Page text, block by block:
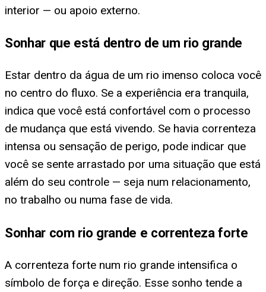
interior — ou apoio externo.
Sonhar que está dentro de um rio grande
Estar dentro da água de um rio imenso coloca você
no centro do fluxo. Se a experiência era tranquila,
indica que você está confortável com o processo
de mudança que está vivendo. Se havia correnteza
intensa ou sensação de perigo, pode indicar que
você se sente arrastado por uma situação que está
além do seu controle — seja num relacionamento,
no trabalho ou numa fase de vida.
Sonhar com rio grande e correnteza forte
A correnteza forte num rio grande intensifica o
símbolo de força e direção. Esse sonho tende a